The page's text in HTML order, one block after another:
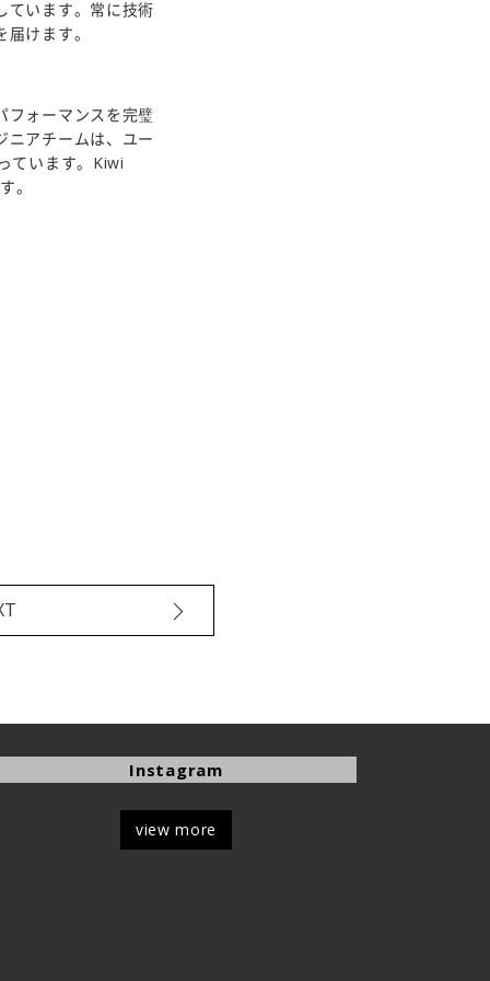
ています。常に技術
けます。
フォーマンスを完璧
ニアチームは、ユー
ています。Kiwi
。
Instagram
view more